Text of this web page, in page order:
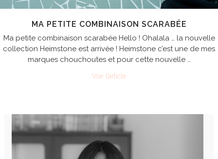
MA PETITE COMBINAISON SCARABÉE
Ma petite combinaison scarabée Hello ! Ohalala … la nouvelle
collection Heimstone est arrivée ! Heimstone c’est une de mes
marques chouchoutes et pour cette nouvelle …
Voir l’article